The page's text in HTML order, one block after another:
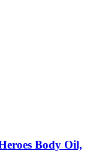
Body Oil,